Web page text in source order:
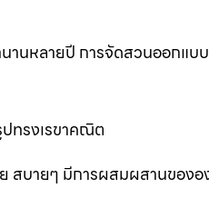
านหลายปี การจัดสวนออกแบ
ทรงเรขาคณิต
สบายๆ มีการผสมผสานของอ